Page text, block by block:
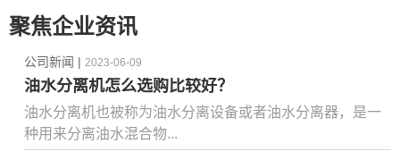
聚焦企业资讯
公司新闻 |2023-06-09
油水分离机怎么选购比较好？
油水分离机也被称为油水分离设备或者油水分离器，是一
种用来分离油水混合物...